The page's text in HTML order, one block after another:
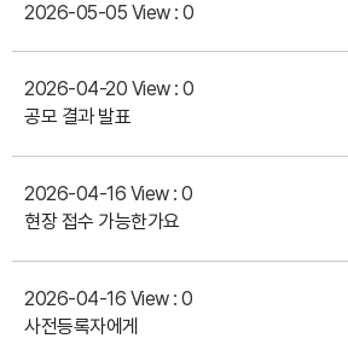
2026-05-05 View : 0
2026-04-20 View : 0
공모 결과 발표
2026-04-16 View : 0
현장 접수 가능한가요
2026-04-16 View : 0
사전등록자에게